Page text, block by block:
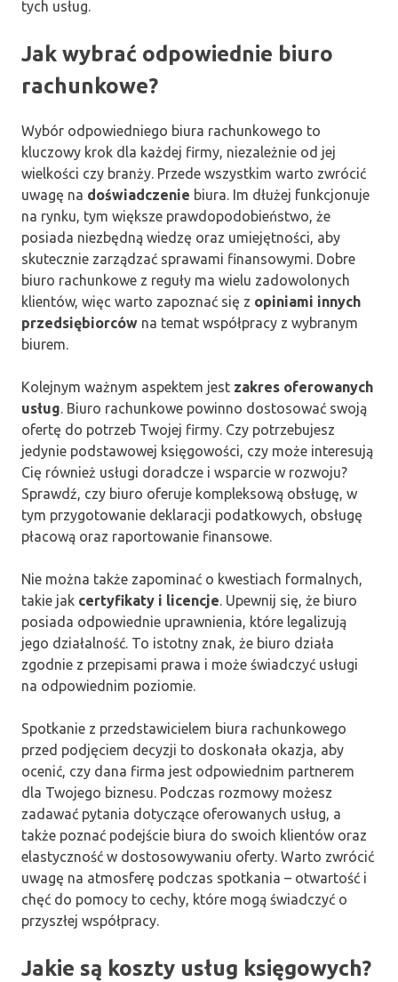
tych usług.
Jak wybrać odpowiednie biuro
rachunkowe?
Wybór odpowiedniego biura rachunkowego to
kluczowy krok dla każdej firmy, niezależnie od jej
wielkości czy branży. Przede wszystkim warto zwrócić
uwagę na doświadczenie biura. Im dłużej funkcjonuje
na rynku, tym większe prawdopodobieństwo, że
posiada niezbędną wiedzę oraz umiejętności, aby
skutecznie zarządzać sprawami finansowymi. Dobre
biuro rachunkowe z reguły ma wielu zadowolonych
klientów, więc warto zapoznać się z opiniami innych
przedsiębiorców na temat współpracy z wybranym
biurem.
Kolejnym ważnym aspektem jest zakres oferowanych
usług. Biuro rachunkowe powinno dostosować swoją
ofertę do potrzeb Twojej firmy. Czy potrzebujesz
jedynie podstawowej księgowości, czy może interesują
Cię również usługi doradcze i wsparcie w rozwoju?
Sprawdź, czy biuro oferuje kompleksową obsługę, w
tym przygotowanie deklaracji podatkowych, obsługę
płacową oraz raportowanie finansowe.
Nie można także zapominać o kwestiach formalnych,
takie jak certyfikaty i licencje. Upewnij się, że biuro
posiada odpowiednie uprawnienia, które legalizują
jego działalność. To istotny znak, że biuro działa
zgodnie z przepisami prawa i może świadczyć usługi
na odpowiednim poziomie.
Spotkanie z przedstawicielem biura rachunkowego
przed podjęciem decyzji to doskonała okazja, aby
ocenić, czy dana firma jest odpowiednim partnerem
dla Twojego biznesu. Podczas rozmowy możesz
zadawać pytania dotyczące oferowanych usług, a
także poznać podejście biura do swoich klientów oraz
elastyczność w dostosowywaniu oferty. Warto zwrócić
uwagę na atmosferę podczas spotkania – otwartość i
chęć do pomocy to cechy, które mogą świadczyć o
przyszłej współpracy.
Jakie są koszty usług księgowych?